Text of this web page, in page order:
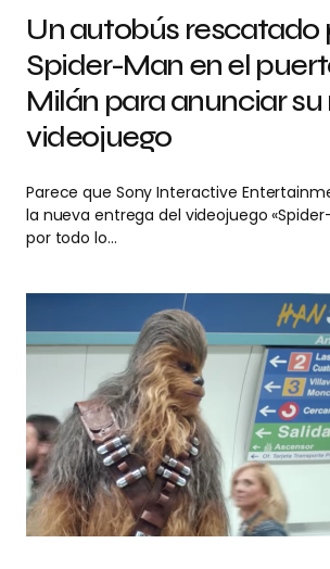
Un autobús rescatado
Spider-Man en el
Milán para anunciar
videojuego
Parece que Sony Interactive
la nueva entrega del videojuego
por todo lo…